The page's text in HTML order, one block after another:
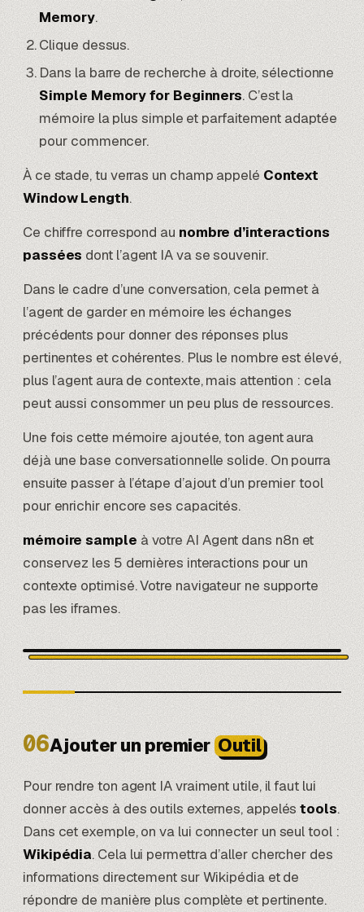
Memory.
Clique dessus.
Dans la barre de recherche à droite, sélectionne
Simple Memory for Beginners. C’est la
mémoire la plus simple et parfaitement adaptée
pour commencer.
À ce stade, tu verras un champ appelé Context
Window Length.
Ce chiffre correspond au nombre d’interactions
passéesdont l’agent IA va se souvenir.
Dans le cadre d’une conversation, cela permet à
l’agent de garder en mémoire les échanges
précédents pour donner des réponses plus
pertinentes et cohérentes. Plus le nombre est élevé,
plus l’agent aura de contexte, mais attention : cela
peut aussi consommer un peu plus de ressources.
Une fois cette mémoire ajoutée, ton agent aura
déjà une base conversationnelle solide. On pourra
ensuite passer à l’étape d’ajout d’un premier tool
pour enrichir encore ses capacités.
mémoire sampleà votre AI Agent dans n8n et
conservez les 5 dernières interactions pour un
contexte optimisé. Votre navigateur ne supporte
pas les iframes.
06Ajouter un premier Outil
Pour rendre ton agent IA vraiment utile, il faut lui
donner accès à des outils externes, appeléstools.
Dans cet exemple, on va lui connecter un seul tool :
Wikipédia. Cela lui permettra d’aller chercher des
informations directement sur Wikipédia et de
répondre de manière plus complète et pertinente.